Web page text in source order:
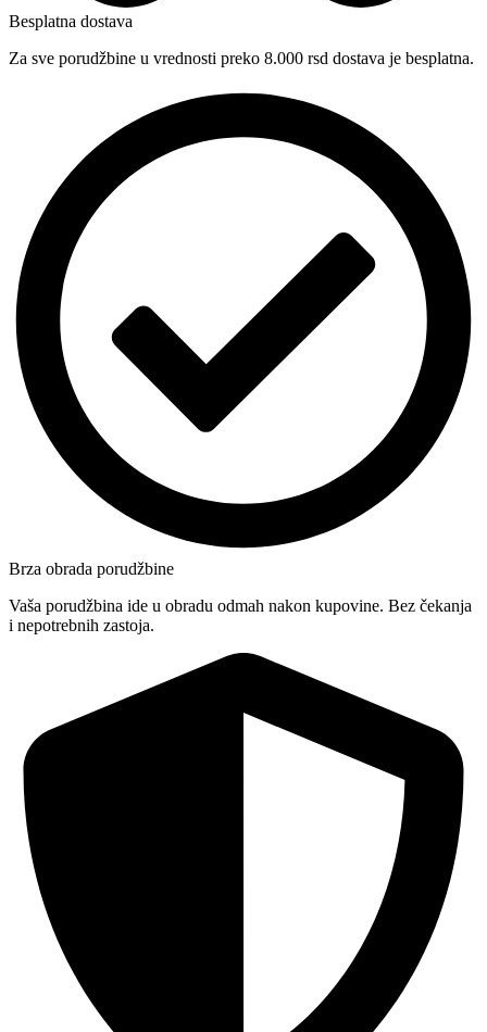
Besplatna dostava
Za sve porudžbine u vrednosti preko 8.000 rsd dostava je besplatna.
Brza obrada porudžbine
Vaša porudžbina ide u obradu odmah nakon kupovine. Bez čekanja
i nepotrebnih zastoja.